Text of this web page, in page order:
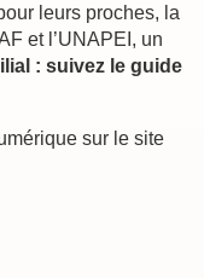
leurs proches, la
et l’UNAPEI, un
: suivez le guide
sur le site